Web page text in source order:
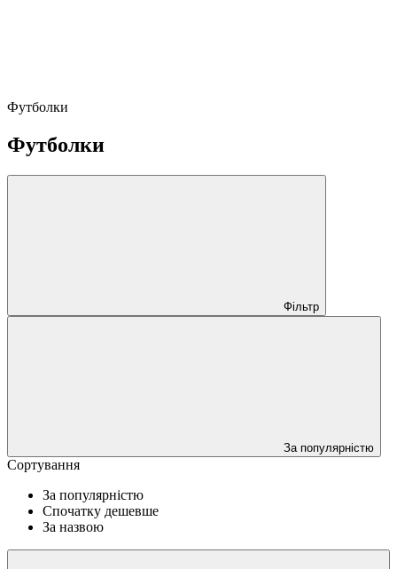
Футболки
Футболки
Фільтр
За популярністю
Сортування
За популярністю
Спочатку дешевше
За назвою